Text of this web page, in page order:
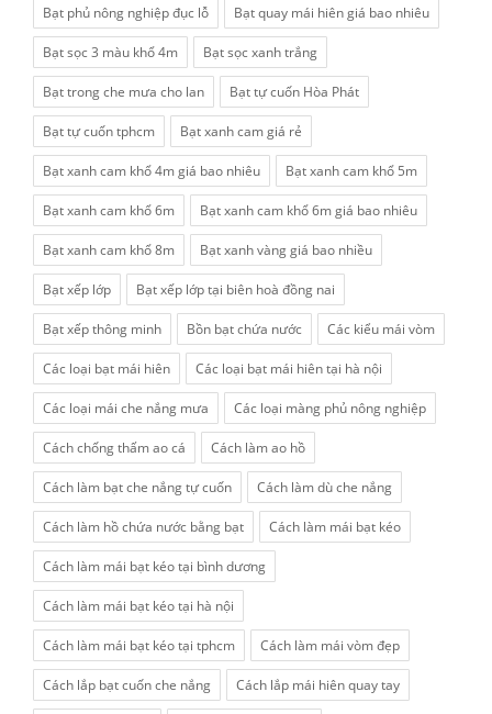
Bạt phủ nông nghiệp đục lỗ Bạt quay mái hiên giá bao nhiêu
Bạt sọc 3 màu khổ 4m Bạt sọc xanh trắng
Bạt trong che mưa cho lan Bạt tự cuốn Hòa Phát
Bạt tự cuốn tphcm Bạt xanh cam giá rẻ
Bạt xanh cam khổ 4m giá bao nhiêu Bạt xanh cam khổ 5m
Bạt xanh cam khổ 6m Bạt xanh cam khổ 6m giá bao nhiêu
Bạt xanh cam khổ 8m Bạt xanh vàng giá bao nhiều
Bạt xếp lớp Bạt xếp lớp tại biên hoà đồng nai
Bạt xếp thông minh Bồn bạt chứa nước Các kiểu mái vòm
Các loại bạt mái hiên Các loại bạt mái hiên tại hà nội
Các loại mái che nắng mưa Các loại màng phủ nông nghiệp
Cách chống thấm ao cá Cách làm ao hồ
Cách làm bạt che nắng tự cuốn Cách làm dù che nắng
Cách làm hồ chứa nước bằng bạt Cách làm mái bạt kéo
Cách làm mái bạt kéo tại bình dương
Cách làm mái bạt kéo tại hà nội
Cách làm mái bạt kéo tại tphcm Cách làm mái vòm đẹp
Cách lắp bạt cuốn che nắng Cách lắp mái hiên quay tay